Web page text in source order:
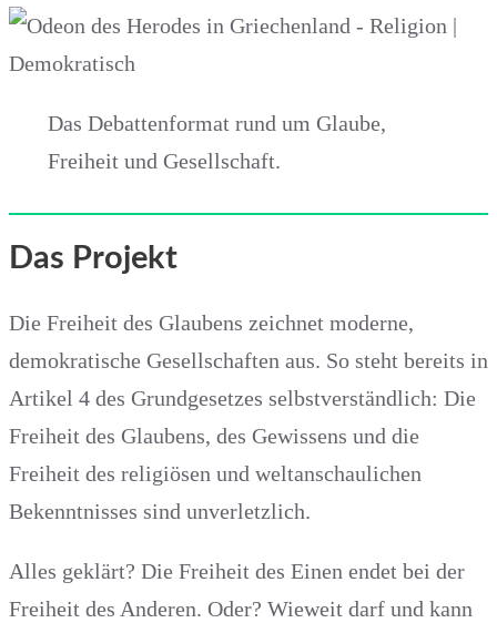
Das Debattenformat rund um Glaube,
Freiheit und Gesellschaft.
Das Projekt
Die Freiheit des Glaubens zeichnet moderne,
demokratische Gesellschaften aus. So steht bereits in
Artikel 4 des Grundgesetzes selbstverständlich: Die
Freiheit des Glaubens, des Gewissens und die
Freiheit des religiösen und weltanschaulichen
Bekenntnisses sind unverletzlich.
Alles geklärt? Die Freiheit des Einen endet bei der
Freiheit des Anderen. Oder? Wieweit darf und kann